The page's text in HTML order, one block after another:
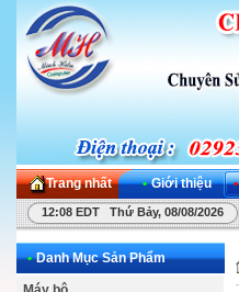
Trang nhất • Giới thiệu •
12:08 EDT Thứ Bảy, 08/08/2026
• Danh Mục Sản Phẩm